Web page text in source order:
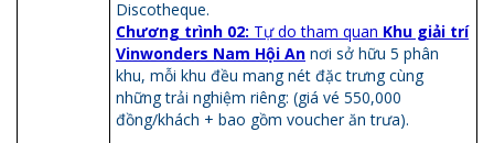
Discotheque.
Chương trình 02: Tự do tham quan Khu giải trí
Vinwonders Nam Hội An nơi sở hữu 5 phân
khu, mỗi khu đều mang nét đặc trưng cùng
những trải nghiệm riêng: (giá vé 550,000
đồng/khách + bao gồm voucher ăn trưa).